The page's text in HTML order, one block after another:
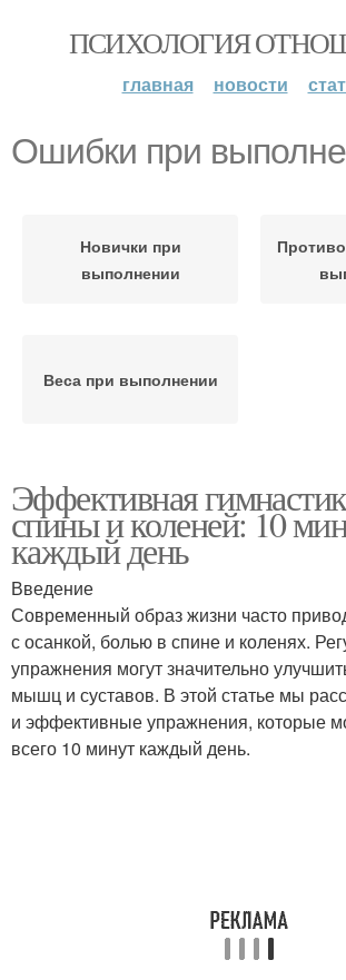
ПСИХОЛОГИЯ
главная новости
Ошибки при
Новички при
выполнении
Веса при выполнении
Эффективная
спины и коленей: 10
каждый день
Введение
Современный образ жизни часто
с осанкой, болью в спине и коленях.
упражнения могут значительно
мышц и суставов. В этой статье мы
и эффективные упражнения, которые
всего 10 минут каждый день.